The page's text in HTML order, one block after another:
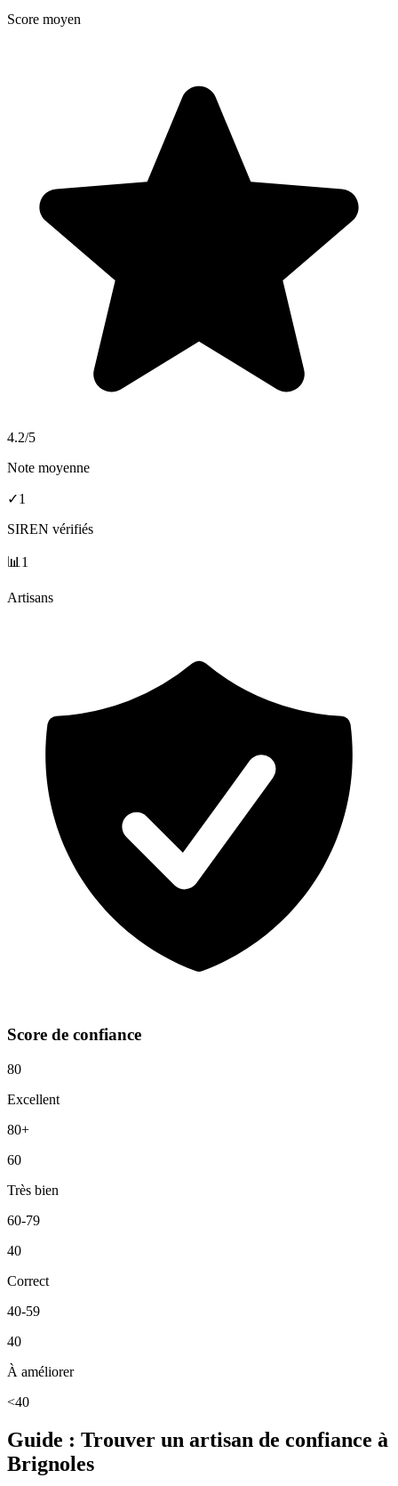
Score moyen
4.2/5
Note moyenne
✓1
SIREN vérifiés
📊 1
Artisans
Score de confiance
80
Excellent
80+
60
Très bien
60-79
40
Correct
40-59
40
À améliorer
<40
Guide : Trouver un artisan de confiance à
Brignoles